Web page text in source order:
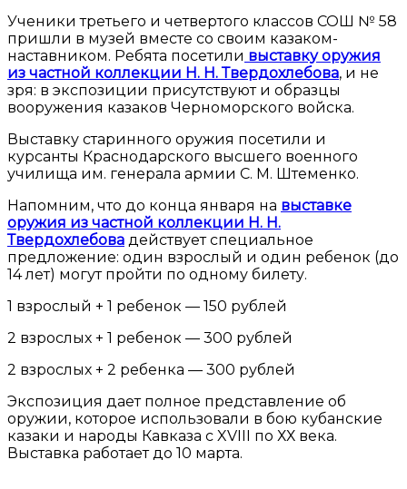
Ученики третьего и четвертого классов СОШ № 58
пришли в музей вместе со своим казаком-
наставником. Ребята посетили выставку оружия
из частной коллекции Н. Н. Твердохлебова, и не
зря: в экспозиции присутствуют и образцы
вооружения казаков Черноморского войска.
Выставку старинного оружия посетили и
курсанты Краснодарского высшего военного
училища им. генерала армии С. М. Штеменко.
Напомним, что до конца января на выставке
оружия из частной коллекции Н. Н.
Твердохлебова действует специальное
предложение: один взрослый и один ребенок (до
14 лет) могут пройти по одному билету.
1 взрослый + 1 ребенок — 150 рублей
2 взрослых + 1 ребенок — 300 рублей
2 взрослых + 2 ребенка — 300 рублей
Экспозиция дает полное представление об
оружии, которое использовали в бою кубанские
казаки и народы Кавказа с XVIII по ХХ века.
Выставка работает до 10 марта.